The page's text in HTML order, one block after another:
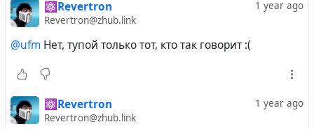
1 year ago
⚛️Revertron
Revertron@zhub.link
@ufm Нет, тупой только тот, кто так говорит :(
1 year ago
⚛️Revertron
Revertron@zhub.link